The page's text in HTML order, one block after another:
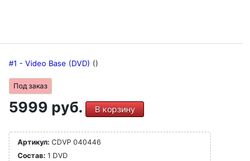
#1 - Video Base (DVD) ()
Под заказ
5999 руб. В корзину
Артикул: CDVP 040446
Состав: 1 DVD